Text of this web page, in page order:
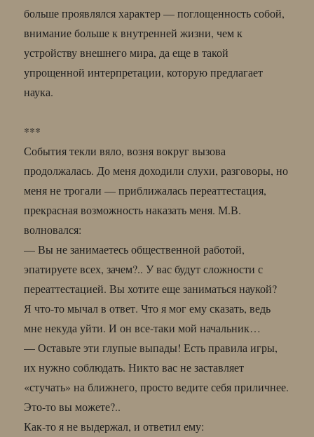
больше проявлялся характер — поглощенность собой,
внимание больше к внутренней жизни, чем к
устройству внешнего мира, да еще в такой
упрощенной интерпретации, которую предлагает
наука.
***
События текли вяло, возня вокруг вызова
продолжалась. До меня доходили слухи, разговоры, но
меня не трогали — приближалась переаттестация,
прекрасная возможность наказать меня. М.В.
волновался:
— Вы не занимаетесь общественной работой,
эпатируете всех, зачем?.. У вас будут сложности с
переаттестацией. Вы хотите еще заниматься наукой?
Я что-то мычал в ответ. Что я мог ему сказать, ведь
мне некуда уйти. И он все-таки мой начальник…
— Оставьте эти глупые выпады! Есть правила игры,
их нужно соблюдать. Никто вас не заставляет
«стучать» на ближнего, просто ведите себя приличнее.
Это-то вы можете?..
Как-то я не выдержал, и ответил ему: